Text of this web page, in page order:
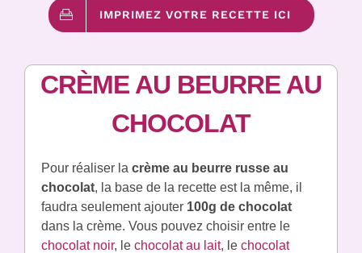
IMPRIMEZ VOTRE RECETTE ICI
CRÈME AU BEURRE AU
CHOCOLAT
Pour réaliser la crème au beurre russe au
chocolat, la base de la recette est la même, il
faudra seulement ajouter 100g de chocolat
dans la crème. Vous pouvez choisir entre le
chocolat noir, le chocolat au lait, le chocolat